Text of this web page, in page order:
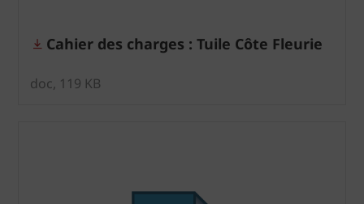
Cahier des charges : Tuile Côte Fleurie
doc, 119 KB